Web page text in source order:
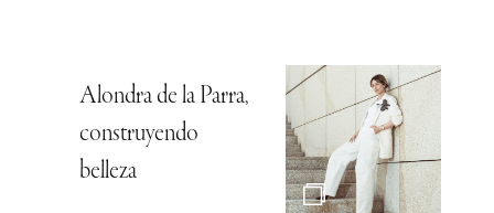
Alondra de la Parra,
construyendo
belleza